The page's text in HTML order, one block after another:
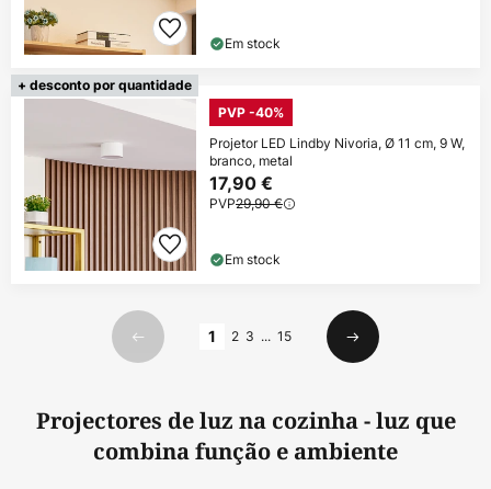
Em stock
+ desconto por quantidade
PVP -40%
Projetor LED Lindby Nivoria, Ø 11 cm, 9 W,
branco, metal
17,90 €
PVP29,90 €
Em stock
Anterior
1 2 3 ... 15
Seguinte
Projectores de luz na cozinha - luz que
combina função e ambiente